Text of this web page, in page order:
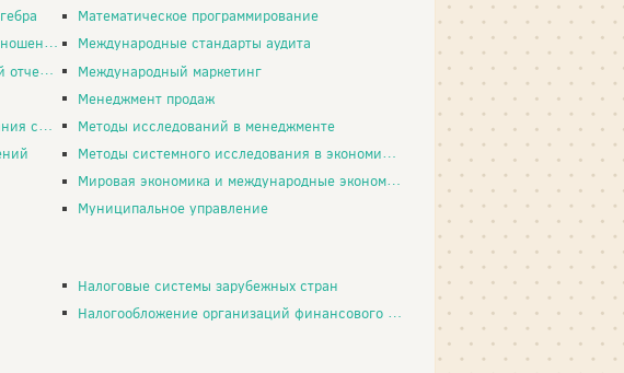
Математическое программирование
Международные стандарты аудита
Международный маркетинг
Менеджмент продаж
Методы исследований в менеджменте
Методы системного исследования в экономических процессах
Мировая экономика и международные экономические отношения
Муниципальное управление
Налоговые системы зарубежных стран
Налогообложение организаций финансового сектора экономики